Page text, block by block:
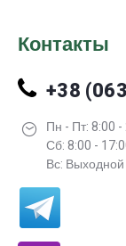
Контакты
+38
Пн - Пт: 8:00 -
Сб: 8:00 -
Вс: Выходной